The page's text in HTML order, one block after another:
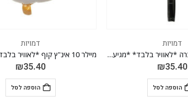
דמויות
מיילר 10 אינ"ץ קוף *לאוויר בלבד* *מגיע בחבילה 10 יח'*
₪35.40
הוספה לסל
דמויות
₪35.40
הוספה לסל